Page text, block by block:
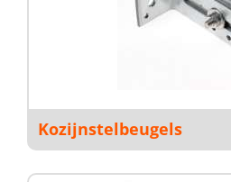
Kozijnstelbeugels